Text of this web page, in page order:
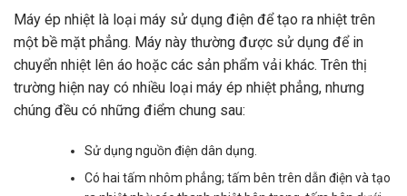
Máy ép nhiệt là loại máy sử dụng điện để tạo ra nhiệt trên
một bề mặt phẳng. Máy này thường được sử dụng để in
chuyển nhiệt lên áo hoặc các sản phẩm vải khác. Trên thị
trường hiện nay có nhiều loại máy ép nhiệt phẳng, nhưng
chúng đều có những điểm chung sau:
Sử dụng nguồn điện dân dụng.
Có hai tấm nhôm phẳng; tấm bên trên dẫn điện và tạo